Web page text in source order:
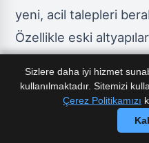
yeni, acil talepleri
Özellikle eski
merkezi olarak gören
da artıyor.
Otonom Yapay
Sizlere daha iyi hizmet
kullanılmaktadır. Sitemizi
Çerez Politikamızı